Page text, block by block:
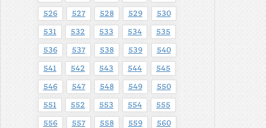
526 527 528 529 530
531 532 533 534 535
536 537 538 539 540
541 542 543 544 545
546 547 548 549 550
551 552 553 554 555
556 557 558 559 560